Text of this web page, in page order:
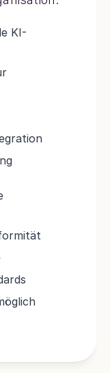
KI-